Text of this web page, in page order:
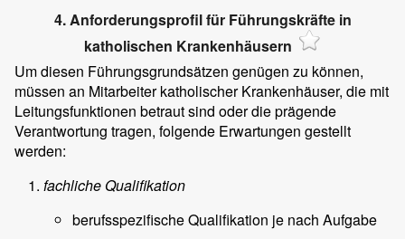
4. Anforderungsprofil für Führungskräfte in
katholischen Krankenhäusern
Um diesen Führungsgrundsätzen genügen zu können,
müssen an Mitarbeiter katholischer Krankenhäuser, die mit
Leitungsfunktionen betraut sind oder die prägende
Verantwortung tragen, folgende Erwartungen gestellt
werden:
fachliche Qualifikation
berufsspezifische Qualifikation je nach Aufgabe